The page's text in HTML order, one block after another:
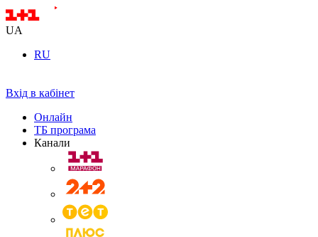
UA
RU
Вхід в кабінет
Онлайн
ТБ програма
Канали